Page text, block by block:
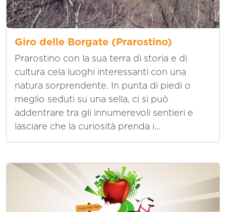
Giro delle Borgate (Prarostino)
Prarostino con la sua terra di storia e di
cultura cela luoghi interessanti con una
natura sorprendente. In punta di piedi o
meglio seduti su una sella, ci si può
addentrare tra gli innumerevoli sentieri e
lasciare che la curiosità prenda i...